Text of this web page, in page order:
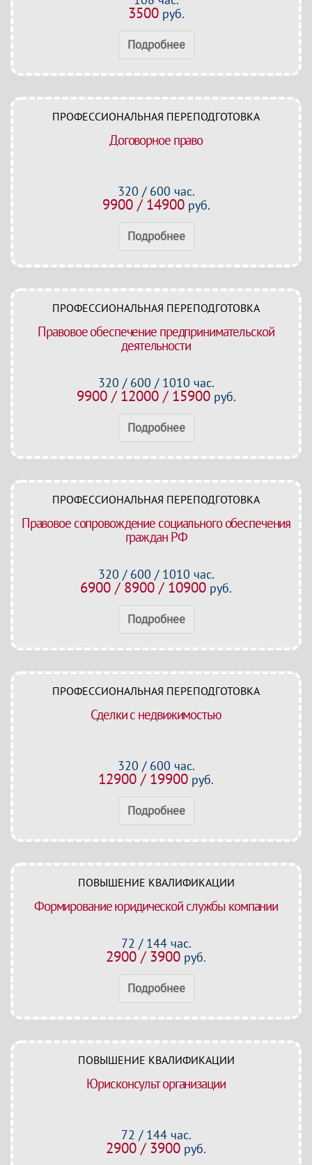
3500руб.
Подробнее
ПРОФЕССИОНАЛЬНАЯ ПЕРЕПОДГОТОВКА
Договорное право
320 / 600 час.
9900 / 14900руб.
Подробнее
ПРОФЕССИОНАЛЬНАЯ ПЕРЕПОДГОТОВКА
Правовое обеспечение предпринимательской
деятельности
320 / 600 / 1010 час.
9900 / 12000 / 15900руб.
Подробнее
ПРОФЕССИОНАЛЬНАЯ ПЕРЕПОДГОТОВКА
Правовое сопровождение социального обеспечения
граждан РФ
320 / 600 / 1010 час.
6900 / 8900 / 10900 руб.
Подробнее
ПРОФЕССИОНАЛЬНАЯ ПЕРЕПОДГОТОВКА
Сделки с недвижимостью
320 / 600 час.
12900 / 19900 руб.
Подробнее
ПОВЫШЕНИЕ КВАЛИФИКАЦИИ
Формирование юридической службы компании
72 / 144 час.
2900 / 3900 руб.
Подробнее
ПОВЫШЕНИЕ КВАЛИФИКАЦИИ
Юрисконсульт организации
72 / 144 час.
2900 / 3900 руб.